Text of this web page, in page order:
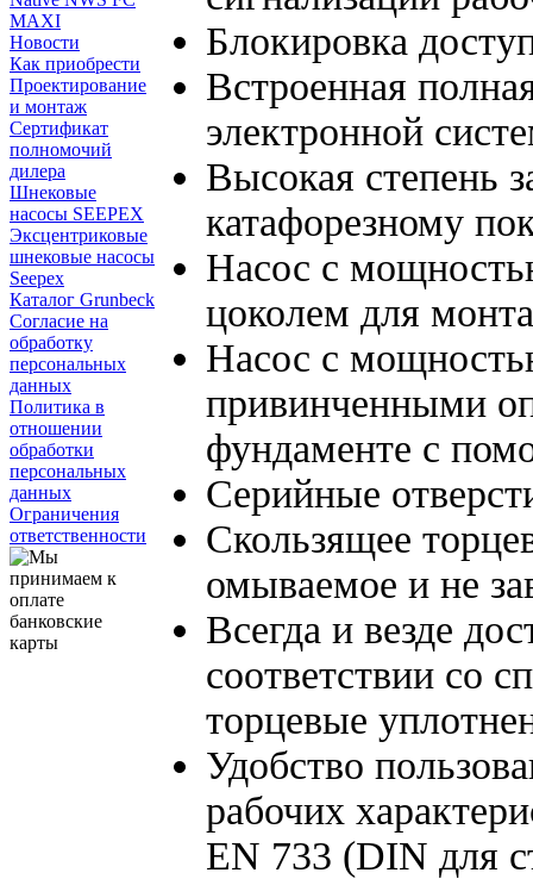
MAXI
Новости
Как приобрести
Проектирование
и монтаж
Сертификат
полномочий
дилера
Шнековые
насосы SEEPEX
Эксцентриковые
шнековые насосы
Seepex
Каталог Grunbeck
Согласие на
обработку
персональных
данных
Политика в
отношении
обработки
персональных
данных
Ограничения
ответственности
Блокировка
Встроенная
электронной
Высокая степень
катафорезному
Насос с
цоколем для
Насос с
привинченными
фундаменте с
Серийные
Скользящее
омываемое и не
Всегда и везде
соответствии со
торцевые
Удобство
рабочих
EN 733 (DIN для